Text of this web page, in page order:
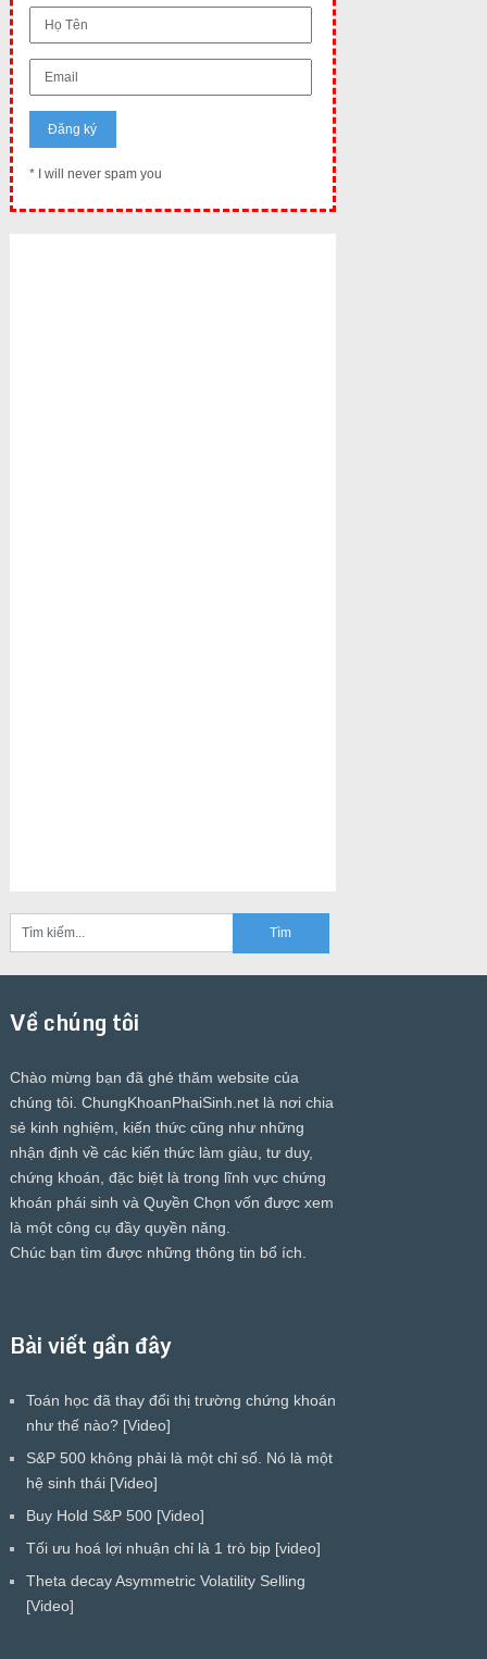
* I will never spam you
Về chúng tôi
Chào mừng bạn đã ghé thăm website của
chúng tôi. ChungKhoanPhaiSinh.netlà nơi chia
sẻ kinh nghiệm, kiến thức cũng như những
nhận định về các kiến thức làm giàu, tư duy,
chứng khoán, đặc biệt là trong lĩnh vực chứng
khoán phái sinh và Quyền Chọn vốn được xem
là một công cụ đầy quyền năng.
Chúc bạn tìm được những thông tin bổ ích.
Bài viết gần đây
Toán học đã thay đổi thị trường chứng khoán
như thế nào? [Video]
S&P 500 không phải là một chỉ số. Nó là một
hệ sinh thái [Video]
Buy Hold S&P 500 [Video]
Tối ưu hoá lợi nhuận chỉ là 1 trò bịp [video]
Theta decay Asymmetric Volatility Selling
[Video]